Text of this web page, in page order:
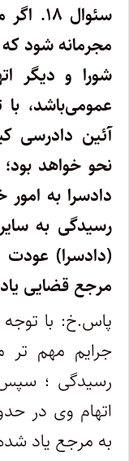
سئوال ۱۸.
مجرمانه شود
شورا و دیگر
آئین دادرسی
نحو خواهد
دادسرا به
رسیدگی به
(دادسرا) عودت
مرجع قضایی
پاس.خ: با
جرایم مهم
رسیدگی ؛
اتهام وی در
به مرجع یاد